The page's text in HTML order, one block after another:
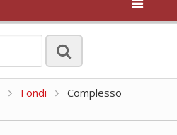
Fondi
Complesso